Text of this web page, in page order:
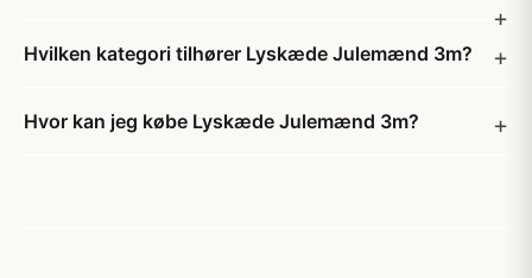
Hvilken kategori tilhører Lyskæde Julemænd 3m?
Hvor kan jeg købe Lyskæde Julemænd 3m?